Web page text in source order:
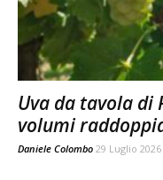
Uva da tavola di
volumi
Daniele Colombo 29 Luglio 2026